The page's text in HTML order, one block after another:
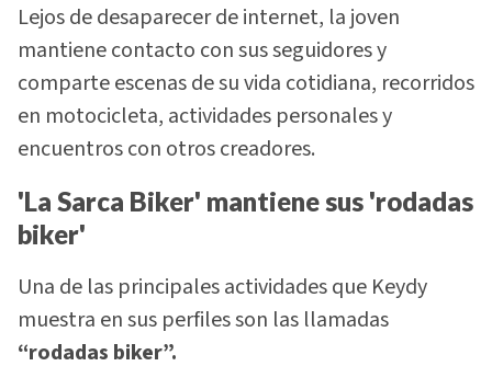
Lejos de desaparecer de internet, la joven
mantiene contacto con sus seguidores y
comparte escenas de su vida cotidiana, recorridos
en motocicleta, actividades personales y
encuentros con otros creadores.
'La Sarca Biker' mantiene sus 'rodadas
biker'
Una de las principales actividades que Keydy
muestra en sus perfiles son las llamadas
“rodadas biker”.